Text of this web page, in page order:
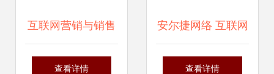
互联网营销与销售
的融合 策略与实践
查看详情
安尔捷网络 互联网
思维下的企业营销
查看详情